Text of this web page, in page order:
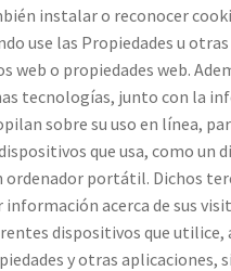
instalar o reconocer
use las Propiedades u
web o propiedades web.
tecnologías, junto con la
sobre su uso en línea,
que usa, como un
ordenador portátil. Dichos
información acerca de sus
dispositivos que utilice,
y otras aplicaciones,